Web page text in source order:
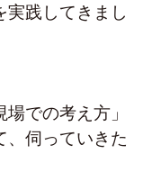
実践してきまし
での考え方」
、伺っていきた